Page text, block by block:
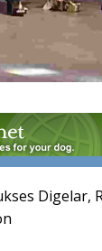
Digelar,